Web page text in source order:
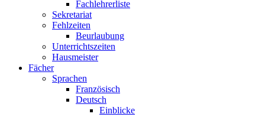
Fachlehrerliste
Sekretariat
Fehlzeiten
Beurlaubung
Unterrichtszeiten
Hausmeister
Fächer
Sprachen
Französisch
Deutsch
Einblicke